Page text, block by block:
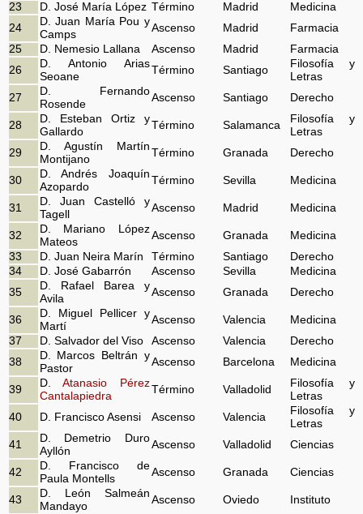
23
D. José María López Término Madrid
Medicina
24
D. Juan María Pou y
Camps
Ascenso Madrid
Farmacia
25
D. Nemesio Lallana Ascenso Madrid
Farmacia
26
D. Antonio Arias
Seoane
Término Santiago
Filosofía y
Letras
27
D. Fernando
Rosende
Ascenso Santiago Derecho
28
D. Esteban Ortiz y
Gallardo
Término Salamanca
Filosofía y
Letras
29
D. Agustín Martín
Montijano
Término Granada Derecho
30
D. Andrés Joaquín
Azopardo
Término Sevilla Medicina
31
D. Juan Castelló y
Tagell
Ascenso Madrid Medicina
32
D. Mariano López
Mateos
Ascenso Granada
Medicina
33
D. Juan Neira Marín Término Santiago
Derecho
34
D. José Gabarrón Ascenso Sevilla
Medicina
35
D. Rafael Barea y
Avila
Ascenso Granada Derecho
36
D. Miguel Pellicer y
Martí
Ascenso Valencia
Medicina
37
D. Salvador del Viso Ascenso Valencia
Derecho
38
D. Marcos Beltrán y
Pastor
Ascenso Barcelona Medicina
39
D. Atanasio Pérez
Cantalapiedra
Término Valladolid
Filosofía y
Letras
40
D. Francisco Asensi Ascenso Valencia
Filosofía y
Letras
41
D. Demetrio Duro
Ayllón
Ascenso Valladolid Ciencias
42
D. Francisco de
Paula Montells
Ascenso Granada Ciencias
43
D. León Salmeán
Mandayo
Ascenso Oviedo Instituto